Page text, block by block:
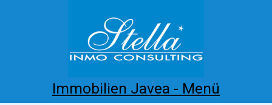
Immobilien Javea - Menü